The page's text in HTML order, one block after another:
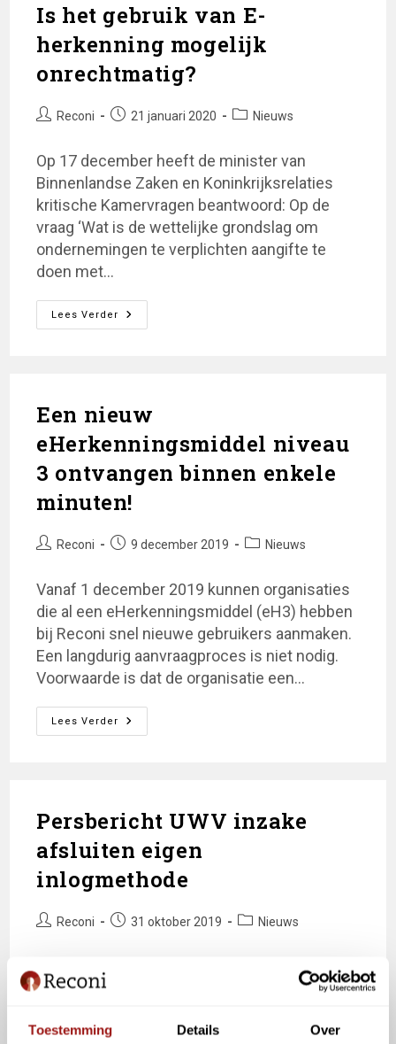
Toestemming Details Over
Is het gebruik van E-
herkenning mogelijk
onrechtmatig?
BerichtReconi
Bericht21 januari 2020 Berichtcategorie:
Nieuws
Op 17 december heeft de minister van
Binnenlandse Zaken en Koninkrijksrelaties
kritische Kamervragen beantwoord: Op de
vraag ‘Wat is de wettelijke grondslag om
ondernemingen te verplichten aangifte te
doen met…
Lees Verder
Is
Het
Een nieuw
eHerkenningsmiddel niveau
3 ontvangen binnen enkele
minuten!
BerichtReconi
Bericht9 december 2019 Berichtcategorie:
Nieuws
Vanaf 1 december 2019 kunnen organisaties
die al een eHerkenningsmiddel (eH3) hebben
bij Reconi snel nieuwe gebruikers aanmaken.
Een langdurig aanvraagproces is niet nodig.
Voorwaarde is dat de organisatie een…
Lees Verder
Een
Nieuw
Minuten!
Persbericht UWV inzake
afsluiten eigen
inlogmethode
BerichtReconi
Bericht31 oktober 2019 Berichtcategorie:
Nieuws
Het UWV gaat de oude inlogmethode niet per
1 november 2019 dichtzetten, maar zal dat in
voor de laaste berichtgeving www.uwv.nl.